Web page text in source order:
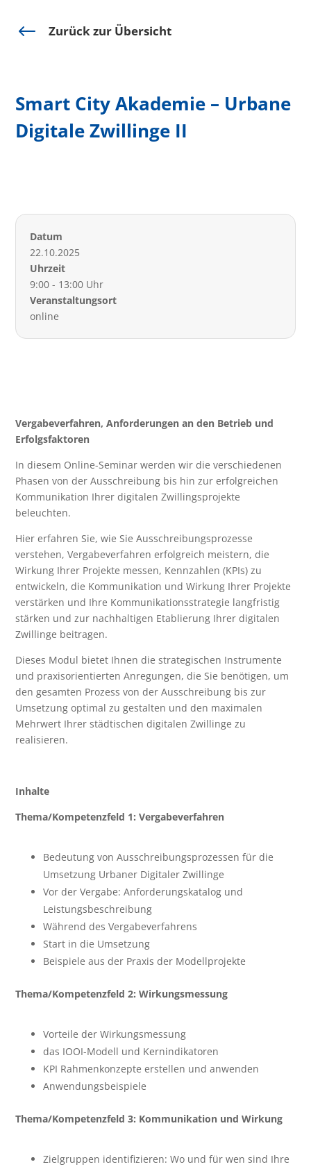
# Zurück zur Übersicht
Smart City Akademie – Urbane
Digitale Zwillinge II
Datum
22.10.2025
Uhrzeit
9:00 - 13:00 Uhr
Veranstaltungsort
online
Vergabeverfahren, Anforderungen an den Betrieb und
Erfolgsfaktoren
In diesem Online-Seminar werden wir die verschiedenen
Phasen von der Ausschreibung bis hin zur erfolgreichen
Kommunikation Ihrer digitalen Zwillingsprojekte
beleuchten.
Hier erfahren Sie, wie Sie Ausschreibungsprozesse
verstehen, Vergabeverfahren erfolgreich meistern, die
Wirkung Ihrer Projekte messen, Kennzahlen (KPIs) zu
entwickeln, die Kommunikation und Wirkung Ihrer Projekte
verstärken und Ihre Kommunikationsstrategie langfristig
stärken und zur nachhaltigen Etablierung Ihrer digitalen
Zwillinge beitragen.
Dieses Modul bietet Ihnen die strategischen Instrumente
und praxisorientierten Anregungen, die Sie benötigen, um
den gesamten Prozess von der Ausschreibung bis zur
Umsetzung optimal zu gestalten und den maximalen
Mehrwert Ihrer städtischen digitalen Zwillinge zu
realisieren.
Inhalte
Thema/Kompetenzfeld 1: Vergabeverfahren
Bedeutung von Ausschreibungsprozessen für die
Umsetzung Urbaner Digitaler Zwillinge
Vor der Vergabe: Anforderungskatalog und
Leistungsbeschreibung
Während des Vergabeverfahrens
Start in die Umsetzung
Beispiele aus der Praxis der Modellprojekte
Thema/Kompetenzfeld 2: Wirkungsmessung
Vorteile der Wirkungsmessung
das IOOI-Modell und Kernindikatoren
KPI Rahmenkonzepte erstellen und anwenden
Anwendungsbeispiele
Thema/Kompetenzfeld 3: Kommunikation und Wirkung
Zielgruppen identifizieren: Wo und für wen sind Ihre